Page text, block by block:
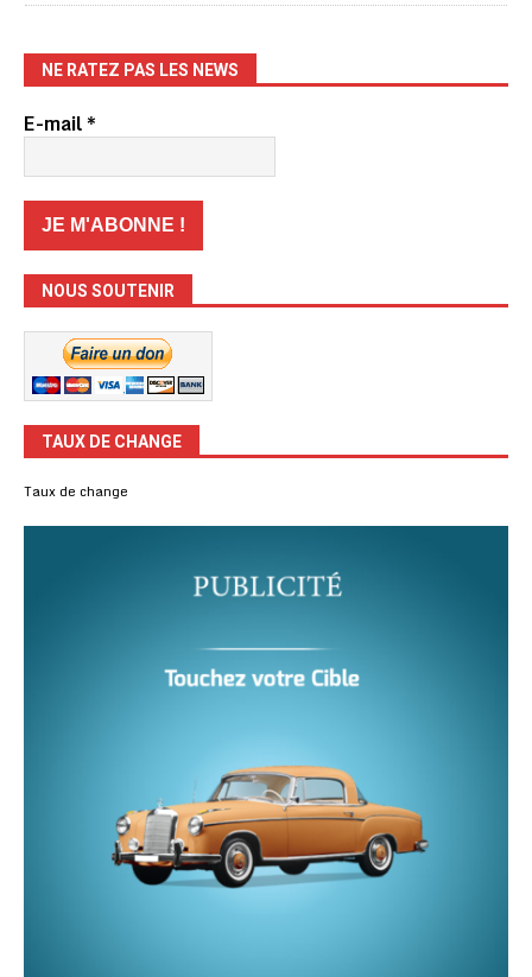
NE RATEZ PAS LES NEWS
E-mail*
NOUS SOUTENIR
TAUX DE CHANGE
Taux de change